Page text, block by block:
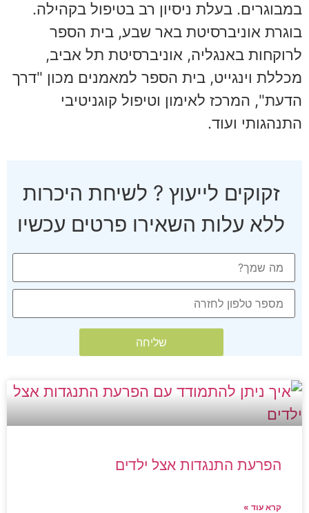
במבוגרים. בעלת ניסיון רב בטיפול בקהילה.
בוגרת אוניברסיטת באר שבע, בית הספר
לרוקחות באנגליה, אוניברסיטת תל אביב,
מכללת וינגייט, בית הספר למאמנים מכון "דרך
הדעת", המרכז לאימון וטיפול קוגניטיבי
התנהגותי ועוד.
זקוקים לייעוץ ? לשיחת היכרות
ללא עלות השאירו פרטים עכשיו
הפרעת התנגדות אצל ילדים
קרא עוד »